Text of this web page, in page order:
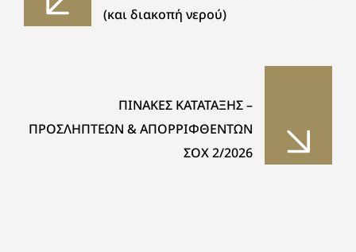
(και διακοπή νερού)
ΠΙΝΑΚΕΣ ΚΑΤΑΤΑΞΗΣ –
ΠΡΟΣΛΗΠΤΕΩΝ & ΑΠΟΡΡΙΦΘΕΝΤΩΝ
ΣΟΧ 2/2026